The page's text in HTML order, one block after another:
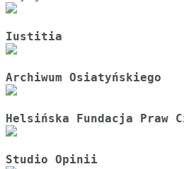
Iustitia
Archiwum Osiatyńskiego
Helsińska Fundacja Praw
Studio Opinii